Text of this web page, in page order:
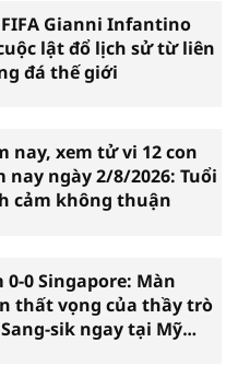
Gianni Infantino
lật đổ lịch sử từ liên
đá thế giới
nay, xem tử vi 12 con
nay ngày 2/8/2026: Tuổi
cảm không thuận
0-0 Singapore: Màn
thất vọng của thầy trò
sik ngay tại Mỹ